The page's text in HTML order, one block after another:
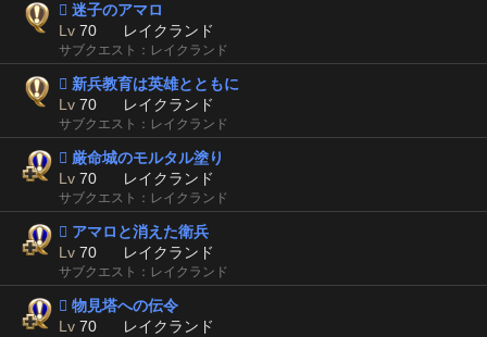
 迷子のアマロ
Lv 70 レイクランド
サブクエスト：レイクランド
 新兵教育は英雄とともに
Lv 70 レイクランド
サブクエスト：レイクランド
 厳命城のモルタル塗り
Lv 70 レイクランド
サブクエスト：レイクランド
 アマロと消えた衛兵
Lv 70 レイクランド
サブクエスト：レイクランド
 物見塔への伝令
Lv 70 レイクランド